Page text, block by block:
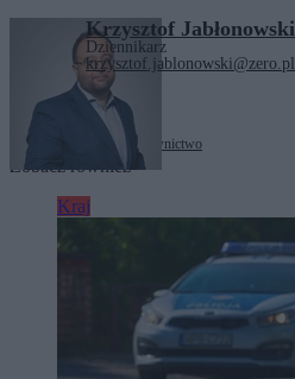
Krzysztof Jabłonowski
Dziennikarz
krzysztof.jablonowski@zero.pl
Tagi: prezydent RP sądownictwo
Zobacz również
Kraj